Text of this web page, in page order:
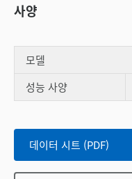
사양
모델
성능 사양
데이터 시트 (PDF)